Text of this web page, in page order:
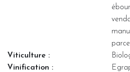
Viticulture :
Vinification :